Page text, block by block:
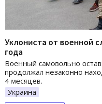
Уклониста от военной
года
Военный самовольно
продолжал незаконно
4 месяцев.
Украина